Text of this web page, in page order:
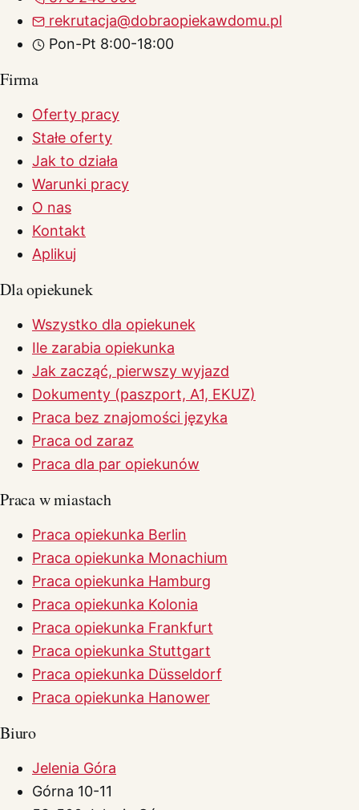
rekrutacja@dobraopiekawdomu.pl
Pon-Pt 8:00-18:00
Firma
Oferty pracy
Stałe oferty
Jak to działa
Warunki pracy
O nas
Kontakt
Aplikuj
Dla opiekunek
Wszystko dla opiekunek
Ile zarabia opiekunka
Jak zacząć, pierwszy wyjazd
Dokumenty (paszport, A1, EKUZ)
Praca bez znajomości języka
Praca od zaraz
Praca dla par opiekunów
Praca w miastach
Praca opiekunka Berlin
Praca opiekunka Monachium
Praca opiekunka Hamburg
Praca opiekunka Kolonia
Praca opiekunka Frankfurt
Praca opiekunka Stuttgart
Praca opiekunka Düsseldorf
Praca opiekunka Hanower
Biuro
Jelenia Góra
Górna 10-11